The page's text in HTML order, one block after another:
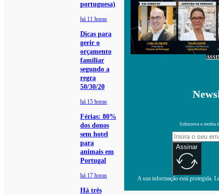
portuguesa)
há 11 horas
Dicas para
gerir o
orçamento
familiar
segundo a
regra
50/30/20
há 15 horas
Férias: 80%
dos donos
sem hotel
para
animais em
Portugal
há 17 horas
Há três
Subscreva e receba
Assinar
A sua informação está protegida.